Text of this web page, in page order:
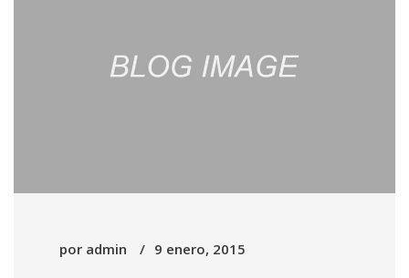
por admin 9 enero, 2015